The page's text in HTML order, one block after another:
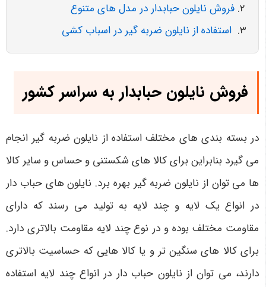
فروش نایلون حبابدار در مدل‌ های متنوع
استفاده از نایلون ضربه گیر در اسباب کشی
فروش نایلون حبابدار به سراسر کشور
در بسته‌ بندی‌ های مختلف استفاده از نایلون ضربه گیر انجام
می‌ گیرد بنابراین برای کالا های شکستنی و حساس و سایر کالا
ها می‌ توان از نایلون ضربه گیر بهره برد. نایلون‌ های حباب‌ دار
در انواع یک لایه و چند لایه به تولید می‌ رسند که دارای
مقاومت مختلف بوده و در نوع چند لایه مقاومت بالاتری دارد.
برای کالا های سنگین‌ تر و یا کالا هایی که حساسیت بالاتری
دارند، می‌ توان از نایلون حباب‌ دار در انواع چند لایه استفاده